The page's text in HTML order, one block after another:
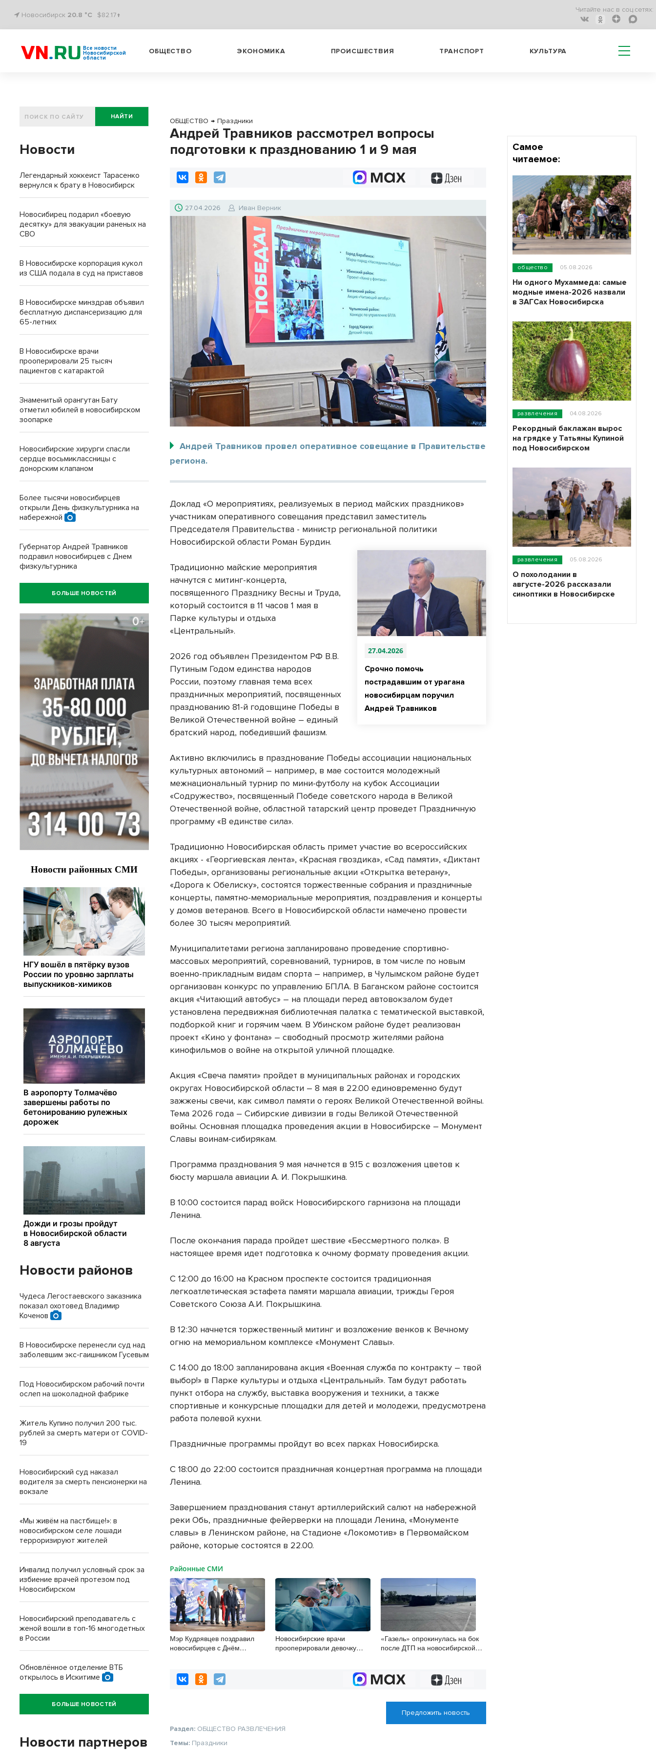
Новосибирск 20.8 °C $82.17↑
Читайте нас в соц.сетях:
Все новости
Новосибирской
области
ОБЩЕСТВО ЭКОНОМИКА ПРОИСШЕСТВИЯ ТРАНСПОРТ КУЛЬТУРА
ОБЩЕСТВО → Праздники
Андрей Травников рассмотрел вопросы
подготовки к празднованию 1 и 9 мая
27.04.2026 Иван Верник
Андрей Травников провел оперативное совещание в Правительстве
региона.
Доклад «О мероприятиях, реализуемых в период майских праздников»
участникам оперативного совещания представил заместитель
Председателя Правительства - министр региональной политики
Новосибирской области Роман Бурдин.
27.04.2026
Срочно помочь
пострадавшим от урагана
новосибирцам поручил
Андрей Травников
Традиционно майские мероприятия
начнутся с митинг-концерта,
посвященного Празднику Весны и Труда,
который состоится в 11 часов 1 мая в
Парке культуры и отдыха
«Центральный».
2026 год объявлен Президентом РФ В.В.
Путиным Годом единства народов
России, поэтому главная тема всех
праздничных мероприятий, посвященных
празднованию 81-й годовщине Победы в
Великой Отечественной войне – единый
братский народ, победивший фашизм.
Активно включились в празднование Победы ассоциации национальных
культурных автономий – например, в мае состоится молодежный
межнациональный турнир по мини-футболу на кубок Ассоциации
«Содружество», посвященный Победе советского народа в Великой
Отечественной войне, областной татарский центр проведет Праздничную
программу «В единстве сила».
Традиционно Новосибирская область примет участие во всероссийских
акциях - «Георгиевская лента», «Красная гвоздика», «Сад памяти», «Диктант
Победы», организованы региональные акции «Открытка ветерану»,
«Дорога к Обелиску», состоятся торжественные собрания и праздничные
концерты, памятно-мемориальные мероприятия, поздравления и концерты
у домов ветеранов. Всего в Новосибирской области намечено провести
более 30 тысяч мероприятий.
Муниципалитетами региона запланировано проведение спортивно-
массовых мероприятий, соревнований, турниров, в том числе по новым
военно-прикладным видам спорта – например, в Чулымском районе будет
организован конкурс по управлению БПЛА. В Баганском районе состоится
акция «Читающий автобус» – на площади перед автовокзалом будет
установлена передвижная библиотечная палатка с тематической выставкой,
подборкой книг и горячим чаем. В Убинском районе будет реализован
проект «Кино у фонтана» – свободный просмотр жителями района
кинофильмов о войне на открытой уличной площадке.
Акция «Свеча памяти» пройдет в муниципальных районах и городских
округах Новосибирской области – 8 мая в 22.00 единовременно будут
зажжены свечи, как символ памяти о героях Великой Отечественной войны.
Тема 2026 года – Сибирские дивизии в годы Великой Отечественной
войны. Основная площадка проведения акции в Новосибирске – Монумент
Славы воинам-сибирякам.
Программа празднования 9 мая начнется в 9.15 с возложения цветов к
бюсту маршала авиации А. И. Покрышкина.
В 10:00 состоится парад войск Новосибирского гарнизона на площади
Ленина.
После окончания парада пройдет шествие «Бессмертного полка». В
настоящее время идет подготовка к очному формату проведения акции.
С 12:00 до 16:00 на Красном проспекте состоится традиционная
легкоатлетическая эстафета памяти маршала авиации, трижды Героя
Советского Союза А.И. Покрышкина.
В 12:30 начнется торжественный митинг и возложение венков к Вечному
огню на мемориальном комплексе «Монумент Славы».
С 14:00 до 18:00 запланирована акция «Военная служба по контракту – твой
выбор!» в Парке культуры и отдыха «Центральный». Там будут работать
пункт отбора на службу, выставка вооружения и техники, а также
спортивные и конкурсные площадки для детей и молодежи, предусмотрена
работа полевой кухни.
Праздничные программы пройдут во всех парках Новосибирска.
С 18:00 до 22:00 состоится праздничная концертная программа на площади
Ленина.
Завершением празднования станут артиллерийский салют на набережной
реки Обь, праздничные фейерверки на площади Ленина, «Монументе
славы» в Ленинском районе, на Стадионе «Локомотив» в Первомайском
районе, которые состоятся в 22.00.
Районные СМИ
Мэр Кудрявцев поздравил
новосибирцев с Днём
Новосибирские врачи
прооперировали девочку
«Газель» опрокинулась на бок
после ДТП на новосибирской
Предложить новость
Раздел: ОБЩЕСТВО РАЗВЛЕЧЕНИЯ
Темы: Праздники
НАЙТИ
Новости
Легендарный хоккеист Тарасенко
вернулся к брату в Новосибирск
Новосибирец подарил «боевую
десятку» для эвакуации раненых на
СВО
В Новосибирске корпорация кукол
из США подала в суд на приставов
В Новосибирске минздрав объявил
бесплатную диспансеризацию для
65-летних
В Новосибирске врачи
прооперировали 25 тысяч
пациентов с катарактой
Знаменитый орангутан Бату
отметил юбилей в новосибирском
зоопарке
Новосибирские хирурги спасли
сердце восьмиклассницы с
донорским клапаном
Более тысячи новосибирцев
открыли День физкультурника на
набережной
Губернатор Андрей Травников
подравил новосибирцев с Днем
физкультурника
БОЛЬШЕ НОВОСТЕЙ
Новости районов
Чудеса Легостаевского заказника
показал охотовед Владимир
Коченов
В Новосибирске перенесли суд над
заболевшим экс-гаишником Гусевым
Под Новосибирском рабочий почти
ослеп на шоколадной фабрике
Житель Купино получил 200 тыс.
рублей за смерть матери от COVID-
19
Новосибирский суд наказал
водителя за смерть пенсионерки на
вокзале
«Мы живём на пастбище!»: в
новосибирском селе лошади
терроризируют жителей
Инвалид получил условный срок за
избиение врачей протезом под
Новосибирском
Новосибирский преподаватель с
женой вошли в топ-16 многодетных
в России
Обновлённое отделение ВТБ
открылось в Искитиме
БОЛЬШЕ НОВОСТЕЙ
Новости партнеров
Самое
читаемое:
общество 05.08.2026
Ни одного Мухаммеда: самые
модные имена-2026 назвали
в ЗАГСах Новосибирска
развлечения 04.08.2026
Рекордный баклажан вырос
на грядке у Татьяны Купиной
под Новосибирском
развлечения 05.08.2026
О похолодании в
августе-2026 рассказали
синоптики в Новосибирске